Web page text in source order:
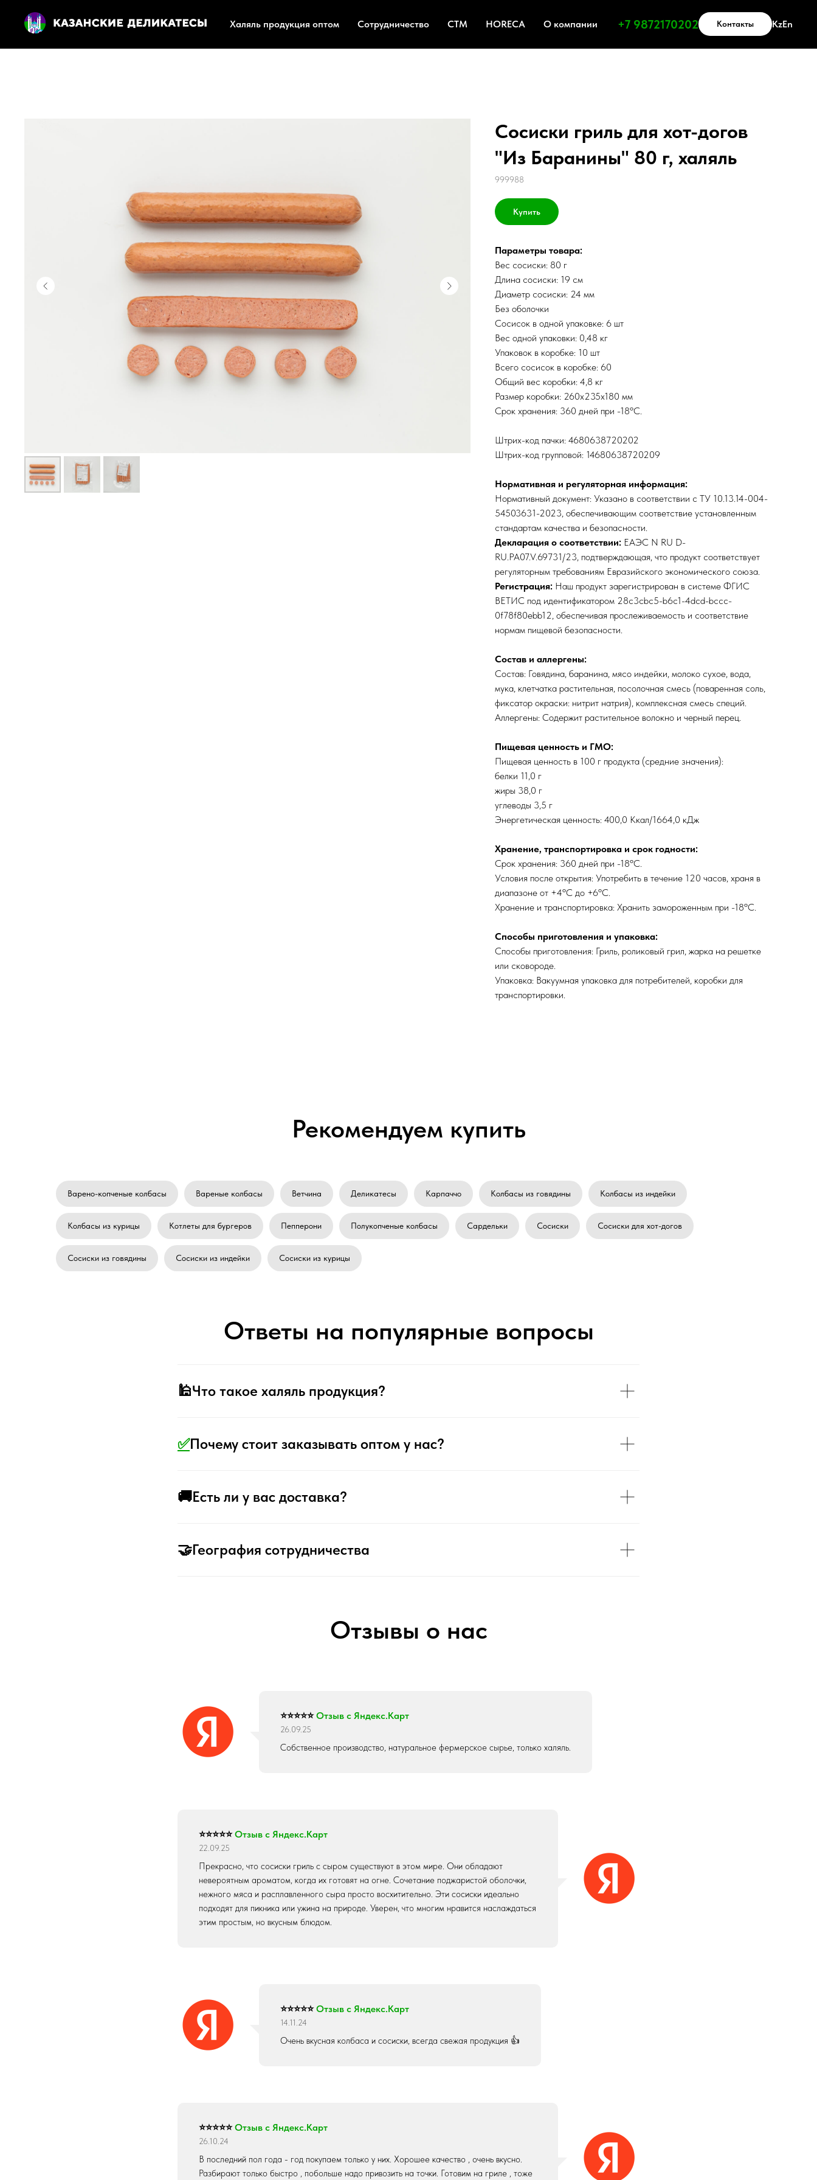
Халяль продукция оптом Сотрудничество СТМ HORECA О компании +7 9872170202 Контакты KzEn
Получить прайс-лист
Сосиски гриль для хот-догов
"Из Баранины" 80 г, халяль
999988
Купить
Параметры товара:
Вес сосиски: 80 г
Длина сосиски: 19 см
Диаметр сосиски: 24 мм
Без оболочки
Сосисок в одной упаковке: 6 шт
Вес одной упаковки: 0,48 кг
Упаковок в коробке: 10 шт
Всего сосисок в коробке: 60
Общий вес коробки: 4,8 кг
Размер коробки: 260х235х180 мм
Срок хранения: 360 дней при -18ºC.
Штрих-код пачки: 4680638720202
Штрих-код групповой: 14680638720209
Нормативная и регуляторная информация:
Нормативный документ: Указано в соответствии с ТУ 10.13.14-004-
54503631-2023, обеспечивающим соответствие установленным
стандартам качества и безопасности.
Декларация о соответствии: ЕАЭС N RU D-
RU.PA07.V.69731/23, подтверждающая, что продукт соответствует
регуляторным требованиям Евразийского экономического союза.
Регистрация: Наш продукт зарегистрирован в системе ФГИС
ВЕТИС под идентификатором 28c3cbc5-b6c1-4dcd-bccc-
0f78f80ebb12, обеспечивая прослеживаемость и соответствие
нормам пищевой безопасности.
Состав и аллергены:
Состав: Говядина, баранина, мясо индейки, молоко сухое, вода,
мука, клетчатка растительная, посолочная смесь (поваренная соль,
фиксатор окраски: нитрит натрия), комплексная смесь специй.
Аллергены: Содержит растительное волокно и черный перец.
Пищевая ценность и ГМО:
Пищевая ценность в 100 г продукта (средние значения):
белки 11,0 г
жиры 38,0 г
углеводы 3,5 г
Энергетическая ценность: 400,0 Ккал/1664,0 кДж
Хранение, транспортировка и срок годности:
Срок хранения: 360 дней при -18ºC.
Условия после открытия: Употребить в течение 120 часов, храня в
диапазоне от +4ºC до +6ºC.
Хранение и транспортировка: Хранить замороженным при -18ºC.
Способы приготовления и упаковка:
Способы приготовления: Гриль, роликовый грил, жарка на решетке
или сковороде.
Упаковка: Вакуумная упаковка для потребителей, коробки для
транспортировки.
Рекомендуем купить
Варено-копченые колбасы Вареные колбасы Ветчина Деликатесы Карпаччо Колбасы из говядины Колбасы из индейки
Колбасы из курицы Котлеты для бургеров Пепперони Полукопченые колбасы Сардельки Сосиски Сосиски для хот-догов
Сосиски из говядины Сосиски из индейки Сосиски из курицы
Ответы на популярные вопросы
🕌Что такое халяль продукция?
✅Почему стоит заказывать оптом у нас?
🚚Есть ли у вас доставка?
🤝География сотрудничества
Отзывы о нас
⭐⭐⭐⭐⭐Отзыв с Яндекс.Карт
26.09.25
Собственное производство, натуральное фермерское сырье, только халяль.
⭐⭐⭐⭐⭐Отзыв с Яндекс.Карт
22.09.25
Прекрасно, что сосиски гриль с сыром существуют в этом мире. Они обладают
невероятным ароматом, когда их готовят на огне. Сочетание поджаристой оболочки,
нежного мяса и расплавленного сыра просто восхитительно. Эти сосиски идеально
подходят для пикника или ужина на природе. Уверен, что многим нравится наслаждаться
этим простым, но вкусным блюдом.
⭐⭐⭐⭐⭐Отзыв с Яндекс.Карт
14.11.24
Очень вкусная колбаса и сосиски, всегда свежая продукция 👍
⭐⭐⭐⭐⭐Отзыв с Яндекс.Карт
26.10.24
В последний пол года - год покупаем только у них. Хорошее качество , очень вкусно.
Разбирают только быстро , побольше надо привозить на точки. Готовим на гриле , тоже